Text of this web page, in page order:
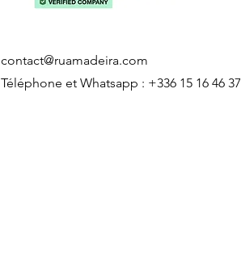
contact@ruamadeira.com
Téléphone et Whatsapp : +336 15 16 46 37